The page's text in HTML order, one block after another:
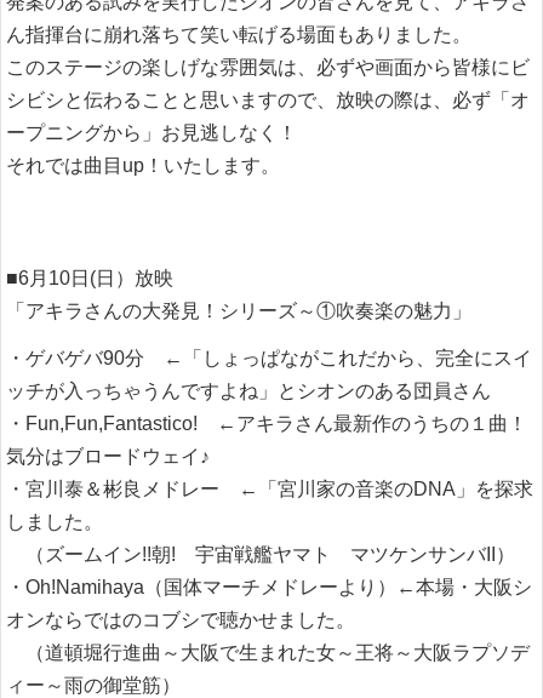
ん指揮台に崩れ落ちて笑い転げる場面もありました。
このステージの楽しげな雰囲気は、必ずや画面から皆様にビ
シビシと伝わることと思いますので、放映の際は、必ず「オ
ープニングから」お見逃しなく！
それでは曲目up！いたします。
■6月10日(日）放映
「アキラさんの大発見！シリーズ～①吹奏楽の魅力」
・ゲバゲバ90分 ←「しょっぱながこれだから、完全にスイ
ッチが入っちゃうんですよね」とシオンのある団員さん
・Fun,Fun,Fantastico! ←アキラさん最新作のうちの１曲！
気分はブロードウェイ♪
・宮川泰＆彬良メドレー ←「宮川家の音楽のDNA」を探求
しました。
（ズームイン!!朝! 宇宙戦艦ヤマト マツケンサンバII）
・Oh!Namihaya（国体マーチメドレーより）←本場・大阪シ
オンならではのコブシで聴かせました。
（道頓堀行進曲～大阪で生まれた女～王将～大阪ラプソデ
ィー～雨の御堂筋）